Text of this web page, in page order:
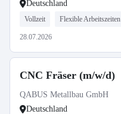
Deutschland
Vollzeit Flexible Arbeitszeiten
28.07.2026
CNC Fräser (m/w/d)
QABUS Metallbau GmbH
Deutschland